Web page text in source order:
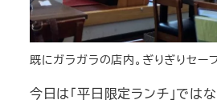
既にガラガラの店内。ぎりぎりセー
今日は「平日限定ランチ」では